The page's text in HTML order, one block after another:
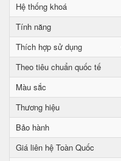
Hệ thống khoá
Tính năng
Thích hợp sử dụng
Theo tiêu chuẩn quốc tế
Màu sắc
Thương hiệu
Bảo hành
Giá liên hệ Toàn Quốc